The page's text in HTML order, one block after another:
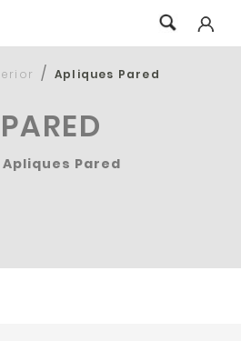
Apliques Pared
Pared